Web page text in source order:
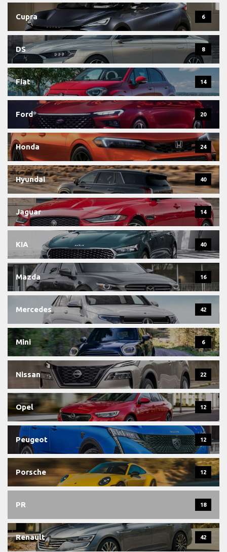
Cupra 6
DS 8
Fiat 14
Ford 20
Honda 24
Hyundai 40
Jaguar 14
KIA 40
Mazda 16
Mercedes 42
Mini 6
Nissan 22
Opel 12
Peugeot 12
Porsche 12
PR 18
Renault 42